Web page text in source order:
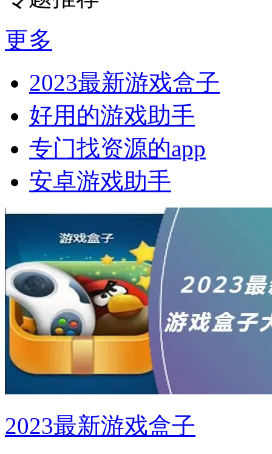
更多
2023最新游戏盒子
好用的游戏助手
专门找资源的app
安卓游戏助手
2023最新游戏盒子